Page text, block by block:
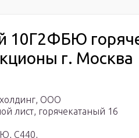
10Г2ФБЮ
г. Москва
ООО
лист, горячекатаный 16
С440,